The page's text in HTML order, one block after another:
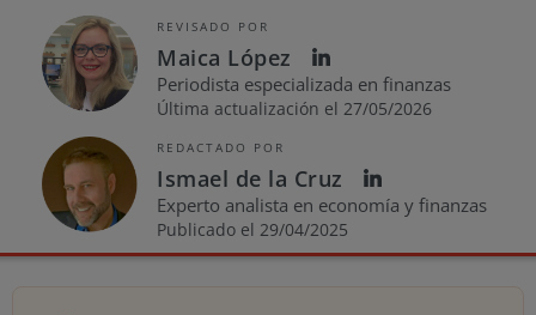
REVISADO POR
Maica López
Periodista especializada en finanzas
Última actualización el 27/05/2026
REDACTADO POR
Ismael de la Cruz
Experto analista en economía y finanzas
Publicado el 29/04/2025